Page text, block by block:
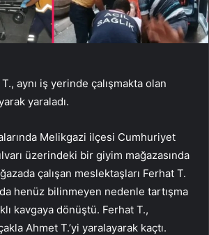
T., aynı iş yerinde çalışmakta olan
yaraladı.
Melikgazi ilçesi Cumhuriyet
üzerindeki bir giyim mağazasında
çalışan meslektaşları Ferhat T.
henüz bilinmeyen nedenle tartışma
kavgaya dönüştü. Ferhat T.,
Ahmet T.’yi yaralayarak kaçtı.